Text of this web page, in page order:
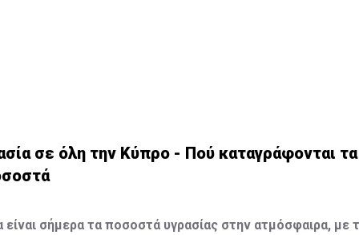
σε όλη την Κύπρο - Πού καταγράφονται τα
είναι σήμερα τα ποσοστά υγρασίας στην ατμόσφαιρα, με